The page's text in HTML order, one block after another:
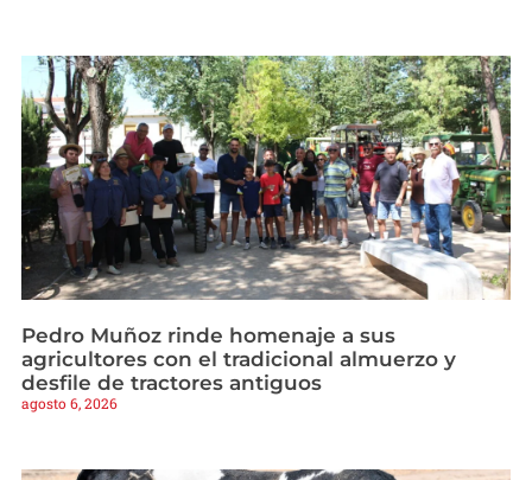
Pedro Muñoz rinde homenaje a sus
agricultores con el tradicional almuerzo y
desfile de tractores antiguos
agosto 6, 2026